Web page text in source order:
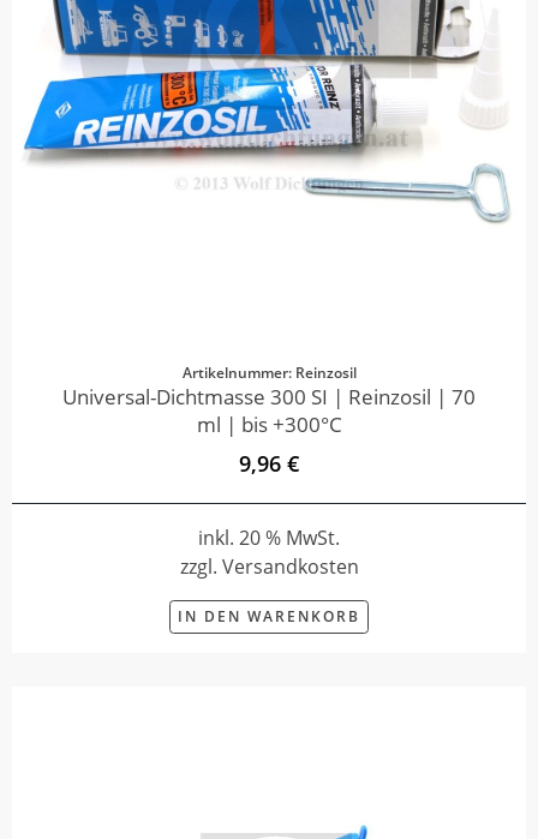
Artikelnummer: Reinzosil
Universal-Dichtmasse 300 SI | Reinzosil | 70
ml | bis +300°C
9,96 €
inkl. 20 % MwSt.
zzgl. Versandkosten
IN DEN WARENKORB